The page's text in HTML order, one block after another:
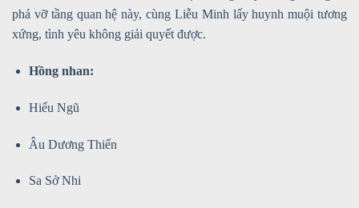
phá vỡ tầng quan hệ này, cùng Liễu Minh lấy huynh muội tương
xứng, tình yêu không giải quyết được.
Hồng nhan:
Hiểu Ngũ
Âu Dương Thiến
Sa Sở Nhi